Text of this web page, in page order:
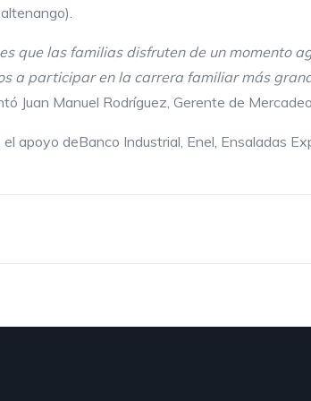
que las familias disfruten de un momento
aparticipar enla carrera familiar más
Juan Manuel Rodríguez, Gerente de
apoyo deBanco Industrial, Enel, Ensaladas